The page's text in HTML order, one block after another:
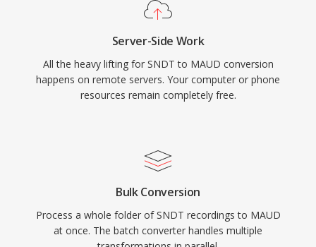
Server-Side Work
All the heavy lifting for SNDT to MAUD conversion
happens on remote servers. Your computer or phone
resources remain completely free.
Bulk Conversion
Process a whole folder of SNDT recordings to MAUD
at once. The batch converter handles multiple